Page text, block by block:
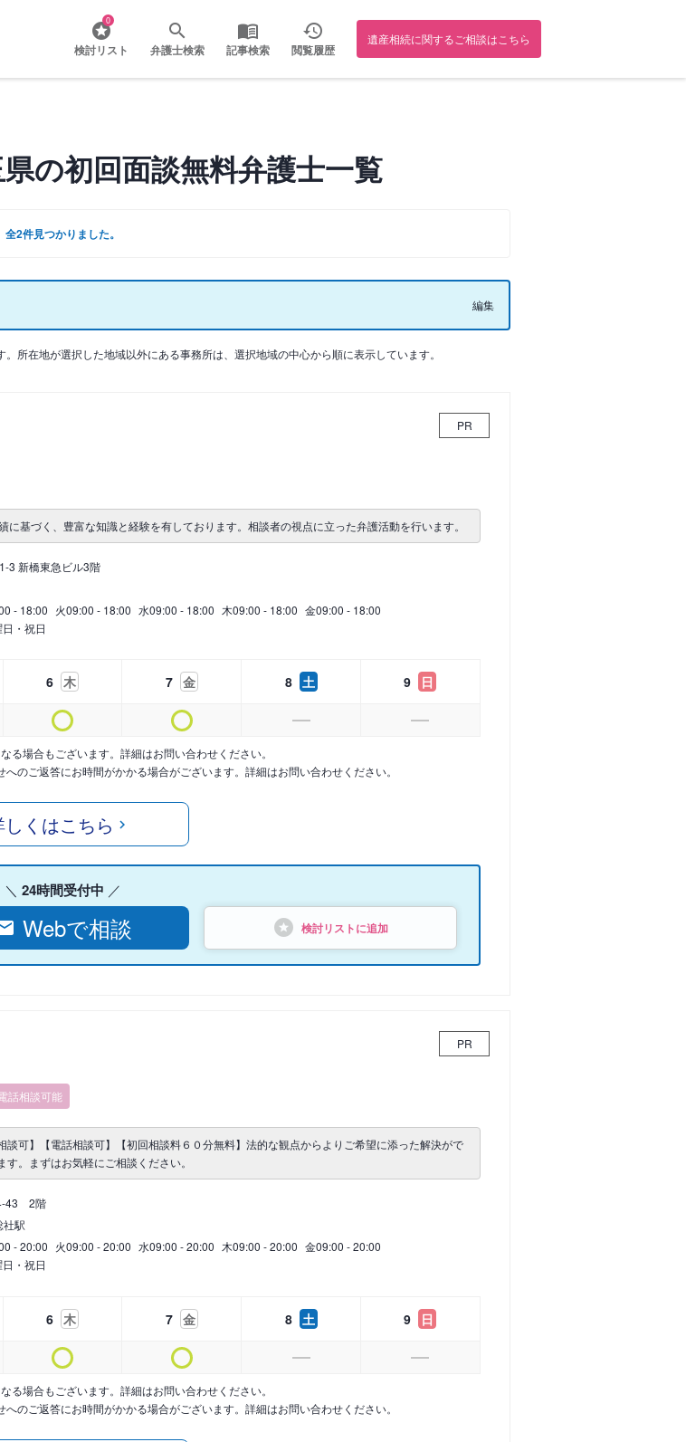
0
検討リスト 弁護士検索 記事検索 閲覧履歴
遺産相続に関するご相談はこちら
の初回面談無料弁護士一覧
全2件見つかりました。
編集
所在地が選択した地域以外にある事務所は、選択地域の中心から順に表示しています。
PR
に基づく、豊富な知識と経験を有しております。相談者の視点に立った弁護活動を行います。
3 新橋東急ビル3階
- 18:00 火09:00 - 18:00 水09:00 - 18:00 木09:00 - 18:00 金09:00 - 18:00
・祝日
6 木 7 金 8 土 9 日
る場合もございます。詳細はお問い合わせください。
のご返答にお時間がかかる場合がございます。詳細はお問い合わせください。
しくはこちら
24時間受付中
Webで相談 検討リストに追加
PR
話相談可能
談可】【電話相談可】【初回相談料６０分無料】法的な観点からよりご希望に添った解決がで
す。まずはお気軽にご相談ください。
43 2階
社駅
- 20:00 火09:00 - 20:00 水09:00 - 20:00 木09:00 - 20:00 金09:00 - 20:00
・祝日
6 木 7 金 8 土 9 日
る場合もございます。詳細はお問い合わせください。
のご返答にお時間がかかる場合がございます。詳細はお問い合わせください。